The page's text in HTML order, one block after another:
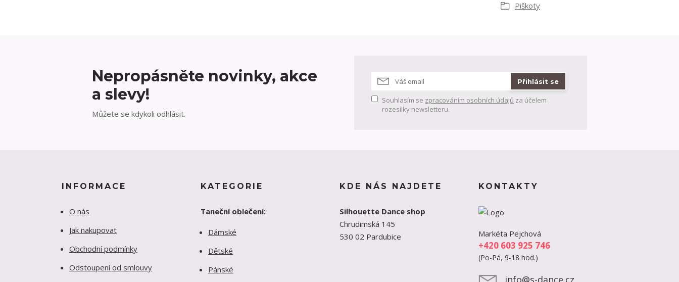
Piškoty
Nepropásněte novinky, akce
a slevy!
Můžete se kdykoli odhlásit.
Přihlásit se
Souhlasím se zpracováním osobních údajů za účelem
rozesílky newsletteru.
INFORMACE
O nás
Jak nakupovat
Obchodní podmínky
Odstoupení od smlouvy
KATEGORIE
Taneční oblečení:
Dámské
Dětské
Pánské
KDE NÁS NAJDETE
Silhouette Dance shop
Chrudimská 145
530 02 Pardubice
KONTAKTY
Markéta Pejchová
+420 603 925 746
(Po-Pá, 9-18 hod.)
info@s-dance.cz